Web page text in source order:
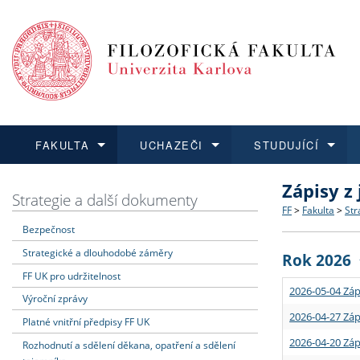
FAKULTA
Dozvědět se více
Struktura
Strategie
Podpora
UCHAZEČI
Podat přihlášku
Co
Učitelské
STUDUJÍCÍ
Dozvědět se více
Rigorózní
Dozvědět se více
O vědě a
Granty a
Dozvědět se více
Aktuální
Strategie a další dokumenty
Bezpečnost
Strategické a dlouhodobé záměry
FF UK pro udržitelnost
Výroční zprávy
Platné vnitřní předpisy FF UK
Rozhodnutí a sdělení děkana, opatření a sdělení
Zápisy
FF > Fakulta >
Rok 2026
2026-05-04
2026-04-27
2026-04-20